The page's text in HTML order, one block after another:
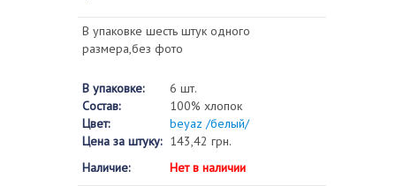
В упаковке шесть штук одного
размера,без фото
В упаковке:
6 шт.
Состав:
100% хлопок
Цвет:
beyaz /белый/
Цена за штуку: 143,42 грн.
Наличие:
Нет в наличии